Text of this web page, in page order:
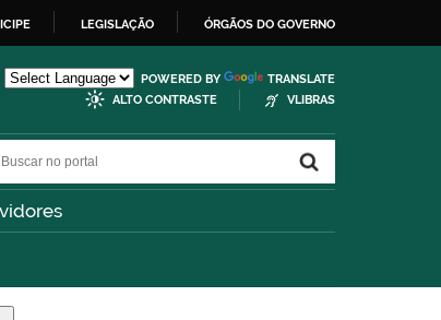
LEGISLAÇÃO ÓRGÃOS DO GOVERNO
POWERED BY
TRANSLATE
ALTO CONTRASTE
VLIBRAS